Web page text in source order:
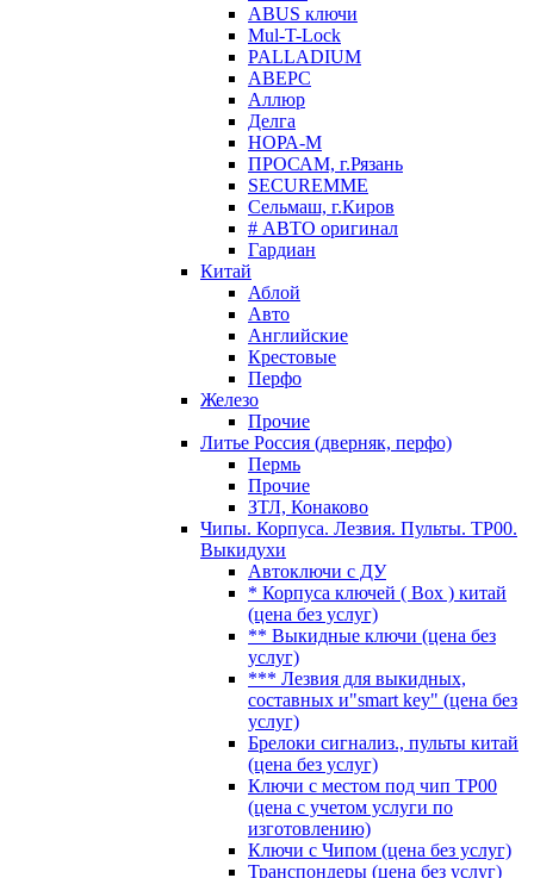
ABUS ключи
Mul-T-Lock
PALLADIUM
АВЕРС
Аллюр
Делга
НОРА-М
ПРОСАМ, г.Рязань
SECUREMME
Сельмаш, г.Киров
# АВТО оригинал
Гардиан
Китай
Аблой
Авто
Английские
Крестовые
Перфо
Железо
Прочие
Литье Россия (дверняк, перфо)
Пермь
Прочие
ЗТЛ, Конаково
Чипы. Корпуса. Лезвия. Пульты. TP00.
Выкидухи
Автоключи с ДУ
* Корпуса ключей ( Box ) китай
(цена без услуг)
** Выкидные ключи (цена без
услуг)
*** Лезвия для выкидных,
составных и"smart key" (цена без
услуг)
Брелоки сигнализ., пульты китай
(цена без услуг)
Ключи с местом под чип TP00
(цена с учетом услуги по
изготовлению)
Ключи с Чипом (цена без услуг)
Транспондеры (цена без услуг)